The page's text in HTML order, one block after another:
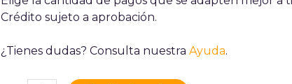
Crédito sujeto a aprobación.
¿Tienes dudas? Consulta nuestra Ayuda.